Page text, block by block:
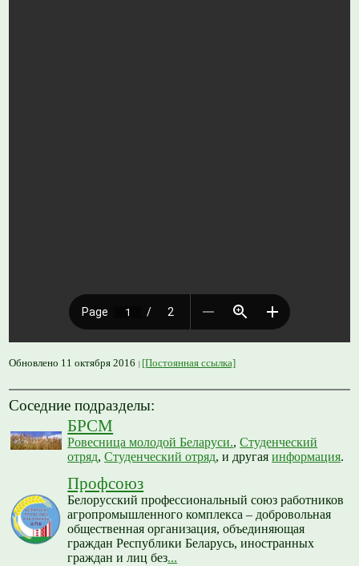
Обновлено 11 октября 2016 [Постоянная ссылка]
Соседние подразделы:
БРСМ
Ровесница молодой Беларуси.,Студенческий
отряд,Студенческий отряд, и другаяинформация.
Профсоюз
Белорусский профессиональный союз работников
агропромышленного комплекса – добровольная
общественная организация, объединяющая
граждан Республики Беларусь, иностранных
граждан и лиц без...